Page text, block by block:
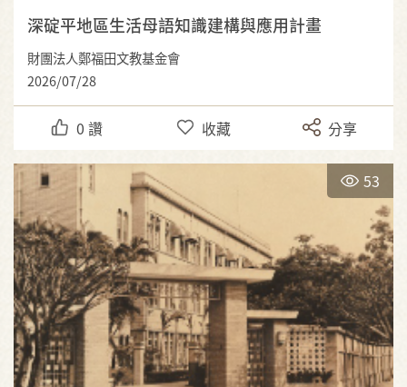
深碇平地區生活母語知識建構與應用計畫
財團法人鄭福田文教基金會
2026/07/28
0 讚 收藏 分享
53